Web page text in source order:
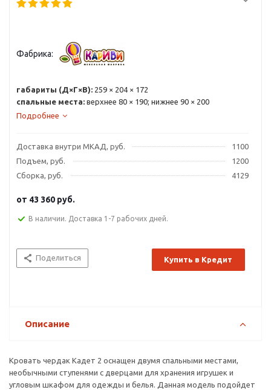
Фабрика:
габариты (Д×Г×В): 259 × 204 × 172
спальные места: верхнее 80 × 190; нижнее 90 × 200
Подробнее
Доставка внутри МКАД, руб.
1100
Подъем, руб.
1200
Сборка, руб.
4129
от 43 360 руб.
В наличии. Доставка 1-7 рабочих дней.
Поделиться Купить в Кредит
Описание
Кровать чердак Кадет 2 оснащен двумя спальными местами,
необычными ступенями с дверцами для хранения игрушек и
угловым шкафом для одежды и белья. Данная модель подойдет